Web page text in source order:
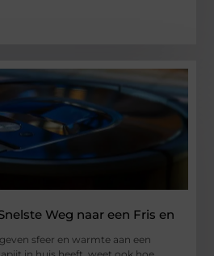
Weg naar een Fris en
sfeer en warmte aan een